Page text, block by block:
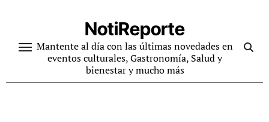
contenido
NotiReporte
Mantente al día con las últimas novedades en
eventos culturales, Gastronomía, Salud y
bienestar y mucho más